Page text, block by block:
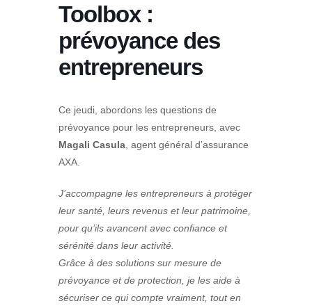
Toolbox :
prévoyance des
entrepreneurs
Ce jeudi, abordons les questions de
prévoyance pour les entrepreneurs, avec
Magali Casula , agent général d’assurance
AXA.
J’accompagne les entrepreneurs à protéger
leur santé, leurs revenus et leur patrimoine,
pour qu’ils avancent avec confiance et
sérénité dans leur activité.
Grâce à des solutions sur mesure de
prévoyance et de protection, je les aide à
sécuriser ce qui compte vraiment, tout en